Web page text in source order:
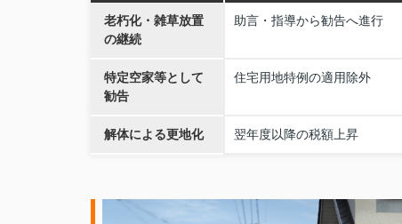
老朽化・雑草放置
の継続
助言・指導から勧告へ進行
特定空家等として
勧告
住宅用地特例の適用除外
解体による更地化 翌年度以降の税額上昇